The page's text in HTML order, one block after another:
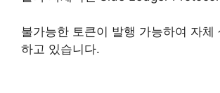
불가능한 토큰이 발행 가능하여 자체
하고 있습니다.